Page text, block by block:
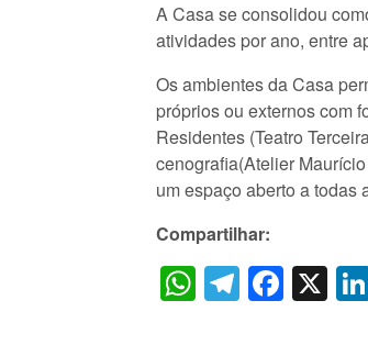
A Casa se consolidou
atividades por ano, entre
Os ambientes da Casa
próprios ou externos com
Residentes (Teatro
cenografia(Atelier
um espaço aberto a todas
Compartilhar:
WhatsApp
X